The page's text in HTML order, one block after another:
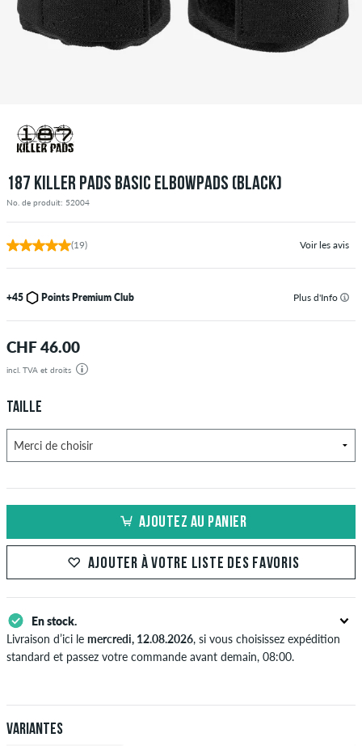
187 KILLER PADS BASIC ELBOWPADS (BLACK)
No. de produit: 52004
(19) Voir les avis
+45 Points Premium Club Plus d'Info
CHF 46.00
incl. TVA et droits
TAILLE
AJOUTEZ AU PANIER
AJOUTER À VOTRE LISTE DES FAVORIS
En stock.
Livraison d’ici le mercredi, 12.08.2026, si vous choisissez expédition
standard et passez votre commande avant demain, 08:00.
virement bancaire, votre commande sera envoyée après réception du
paiement. Plus d'info sur
Variantes